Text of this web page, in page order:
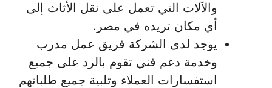
والآلات التي تعمل على نقل الأثاث إلى
أي مكان تريده في مصر.
يوجد لدى الشركة فريق عمل مدرب
وخدمة دعم فني تقوم بالرد على جميع
استفسارات العملاء وتلبية جميع طلباتهم